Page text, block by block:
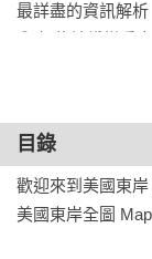
最詳盡的資訊解析
◎ 紐約地鐵搭乘
◎ 美國節慶活動
◎ 如何租車上路
◎ ESTA怎麼申請
內！
目錄
歡迎來到美國東
美國東岸全圖